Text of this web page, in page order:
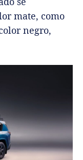
mate, como
negro,